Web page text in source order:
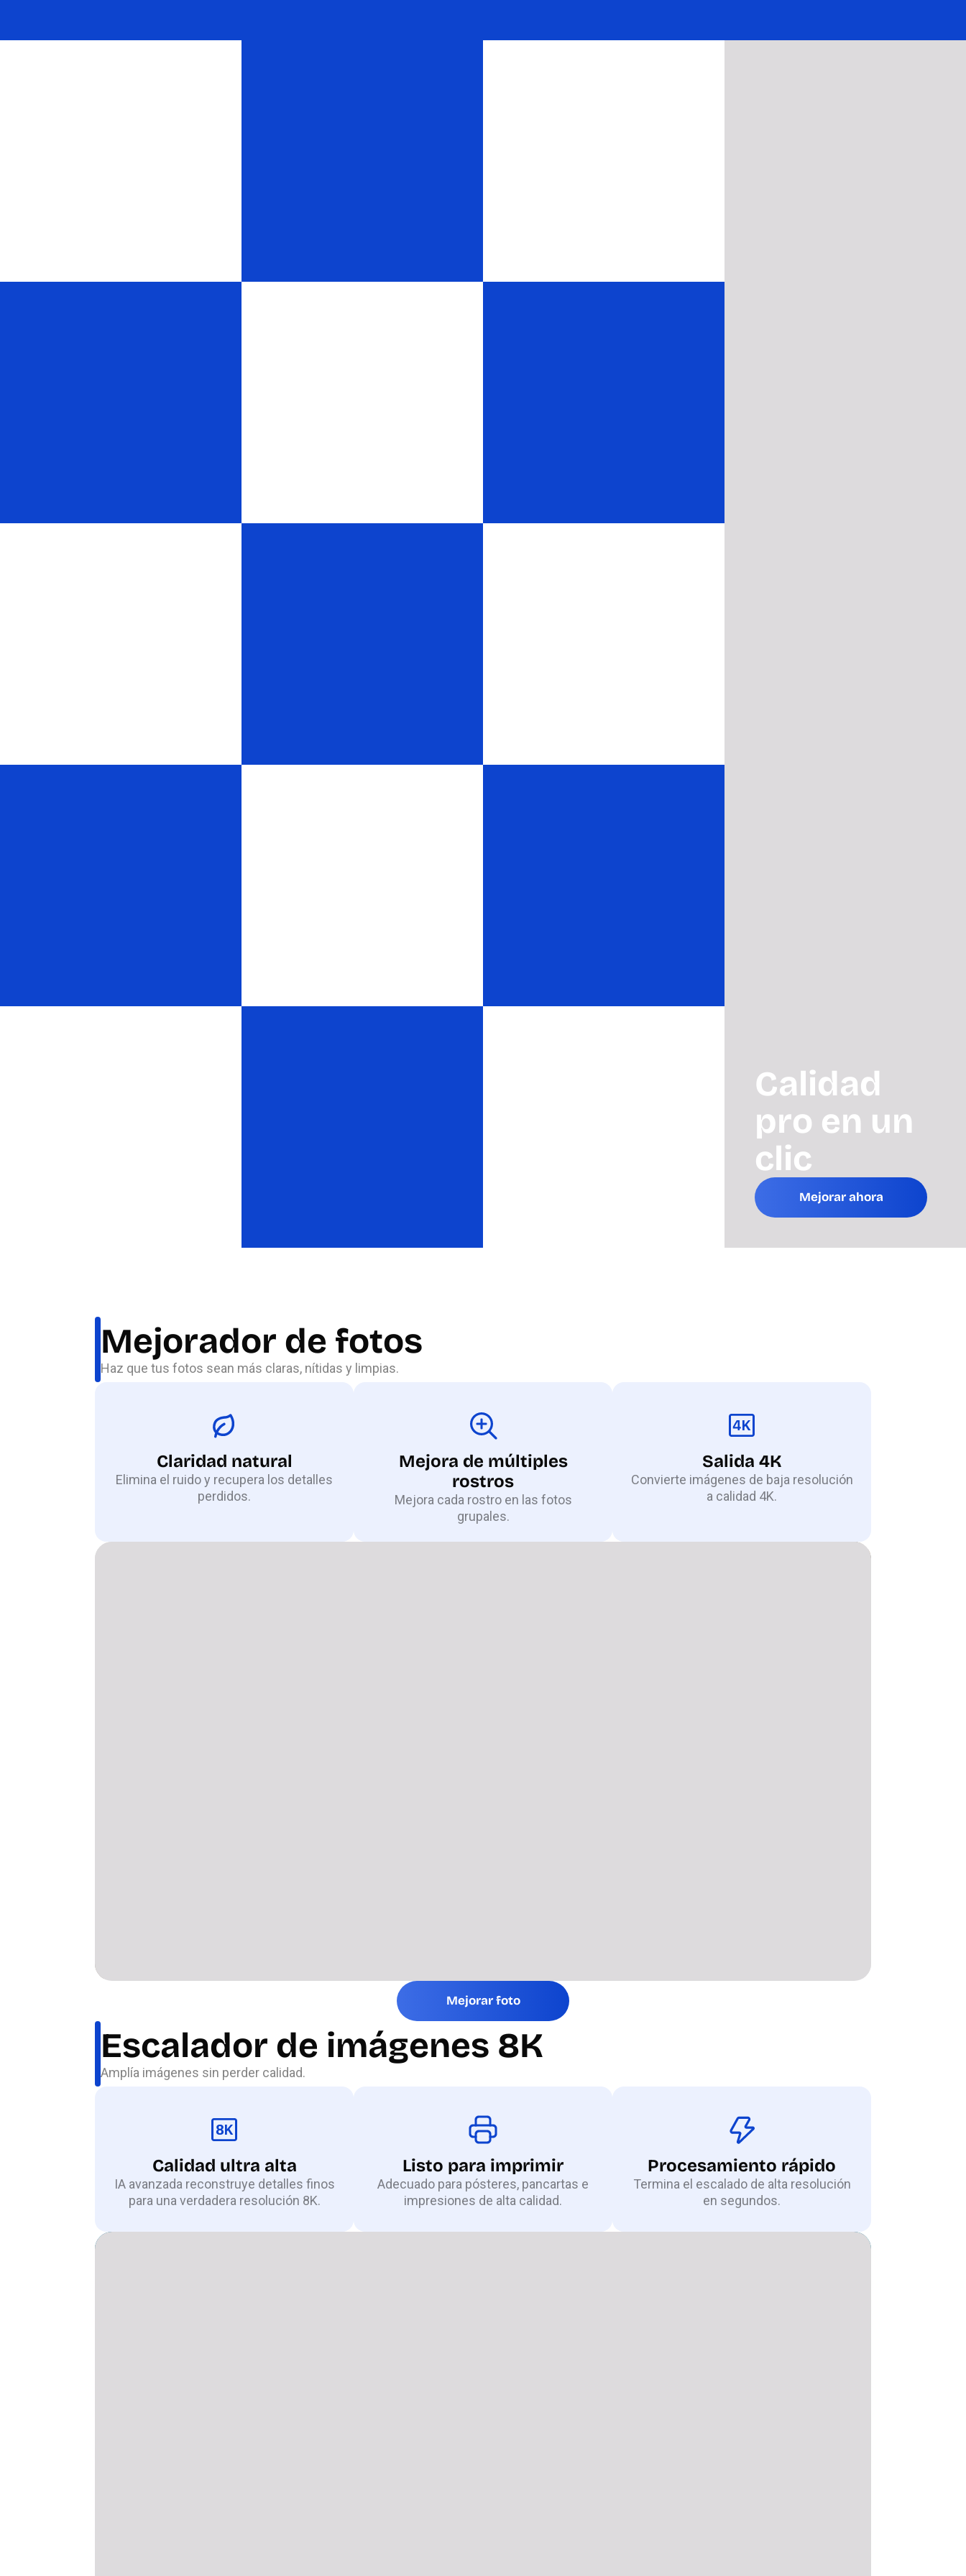
Calidad
pro en un
clic
Mejorar ahora
Mejorador de fotos
Haz que tus fotos sean más claras, nítidas y limpias.
Claridad natural
Elimina el ruido y recupera los detalles
perdidos.
Mejora de múltiples
rostros
Mejora cada rostro en las fotos
grupales.
Salida 4K
Convierte imágenes de baja resolución
a calidad 4K.
Mejorar foto
Escalador de imágenes 8K
Amplía imágenes sin perder calidad.
Calidad ultra alta
IA avanzada reconstruye detalles finos
para una verdadera resolución 8K.
Listo para imprimir
Adecuado para pósteres, pancartas e
impresiones de alta calidad.
Procesamiento rápido
Termina el escalado de alta resolución
en segundos.